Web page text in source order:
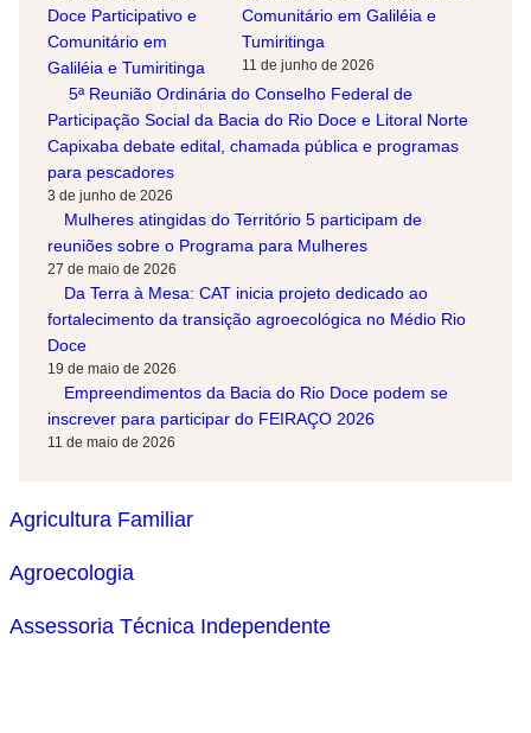
Comunitário em Galiléia e
Tumiritinga
11 de junho de 2026
5ª Reunião Ordinária do Conselho Federal de
Participação Social da Bacia do Rio Doce e Litoral Norte
Capixaba debate edital, chamada pública e programas
para pescadores
3 de junho de 2026
Mulheres atingidas do Território 5 participam de
reuniões sobre o Programa para Mulheres
27 de maio de 2026
Da Terra à Mesa: CAT inicia projeto dedicado ao
fortalecimento da transição agroecológica no Médio Rio
Doce
19 de maio de 2026
Empreendimentos da Bacia do Rio Doce podem se
inscrever para participar do FEIRAÇO 2026
11 de maio de 2026
Agricultura Familiar
Agroecologia
Assessoria Técnica Independente